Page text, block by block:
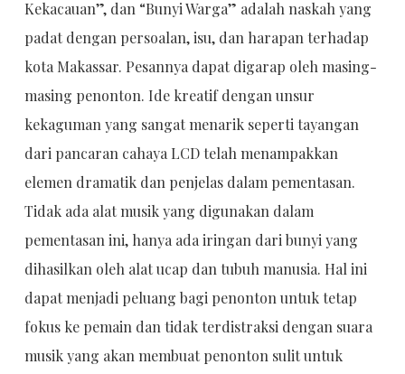
Kekacauan”, dan “Bunyi Warga” adalah naskah yang
padat dengan persoalan, isu, dan harapan terhadap
kota Makassar. Pesannya dapat digarap oleh masing-
masing penonton. Ide kreatif dengan unsur
kekaguman yang sangat menarik seperti tayangan
dari pancaran cahaya LCD telah menampakkan
elemen dramatik dan penjelas dalam pementasan.
Tidak ada alat musik yang digunakan dalam
pementasan ini, hanya ada iringan dari bunyi yang
dihasilkan oleh alat ucap dan tubuh manusia. Hal ini
dapat menjadi peluang bagi penonton untuk tetap
fokus ke pemain dan tidak terdistraksi dengan suara
musik yang akan membuat penonton sulit untuk